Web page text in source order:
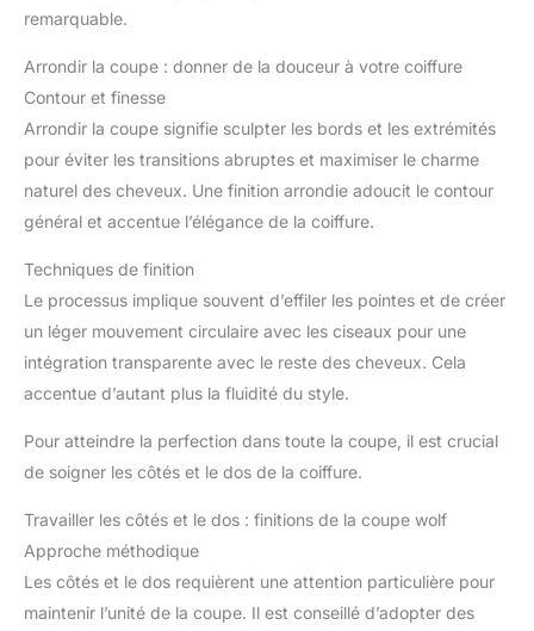
remarquable.
Arrondir la coupe : donner de la douceur à votre coiffure
Contour et finesse
Arrondir la coupe signifie sculpter les bords et les extrémités
pour éviter les transitions abruptes et maximiser le charme
naturel des cheveux. Une finition arrondie adoucit le contour
général et accentue l’élégance de la coiffure.
Techniques de finition
Le processus implique souvent d’effiler les pointes et de créer
un léger mouvement circulaire avec les ciseaux pour une
intégration transparente avec le reste des cheveux. Cela
accentue d’autant plus la fluidité du style.
Pour atteindre la perfection dans toute la coupe, il est crucial
de soigner les côtés et le dos de la coiffure.
Travailler les côtés et le dos : finitions de la coupe wolf
Approche méthodique
Les côtés et le dos requièrent une attention particulière pour
maintenir l’unité de la coupe. Il est conseillé d’adopter des